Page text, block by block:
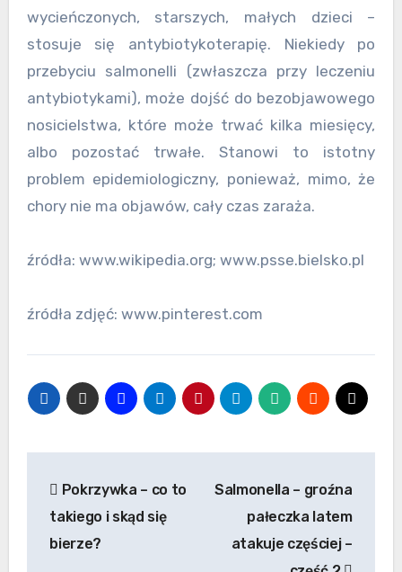
wycieńczonych, starszych, małych dzieci –
stosuje się antybiotykoterapię. Niekiedy po
przebyciu salmonelli (zwłaszcza przy leczeniu
antybiotykami), może dojść do bezobjawowego
nosicielstwa, które może trwać kilka miesięcy,
albo pozostać trwałe. Stanowi to istotny
problem epidemiologiczny, ponieważ, mimo, że
chory nie ma objawów, cały czas zaraża.
źródła: www.wikipedia.org; www.psse.bielsko.pl
źródła zdjęć: www.pinterest.com
wpisu
Pokrzywka – co to
takiego i skąd się
bierze?
Salmonella – groźna
pałeczka latem
atakuje częściej –